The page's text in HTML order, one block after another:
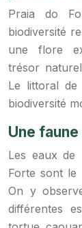
Praia do
biodiversité
une flore
trésor
Le littoral de
biodiversité
Une
Les eaux de
Forte sont le
On y
différentes